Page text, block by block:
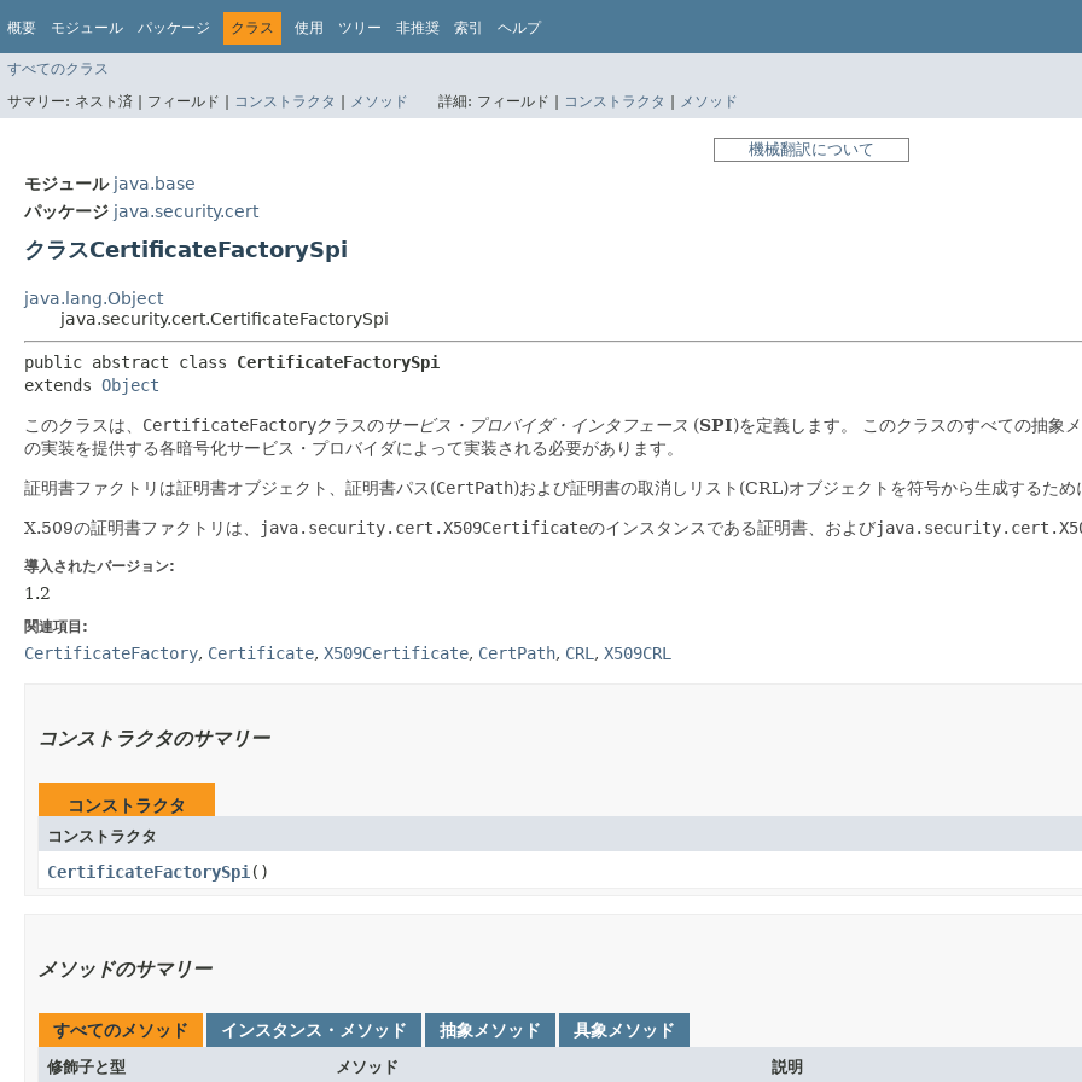
概要 モジュール パッケージ クラス 使用 ツリー 非推奨 索引 ヘルプ
すべてのクラス
サマリー: ネスト済 | フィールド | コンストラクタ | メソッド 詳細: フィールド | コンストラクタ | メソッド
機械翻訳について
モジュール java.base
パッケージ java.security.cert
クラスCertificateFactorySpi
java.lang.Object
java.security.cert.CertificateFactorySpi
public abstract class CertificateFactorySpi
extends Object
このクラスは、 CertificateFactoryクラスのサービス・プロバイダ・インタフェース (SPI)を定義します。
このクラスのすべての抽象
の実装を提供する各暗号化サービス・プロバイダによって実装される必要があります。
証明書ファクトリは証明書オブジェクト、証明書パス(CertPath)および証明書の取消しリスト(CRL)オブジェクトを符号から生成するため
X.509の証明書ファクトリは、 java.security.cert.X509Certificateのインスタンスである証明書、および
導入されたバージョン:
1.2
関連項目:
CertificateFactory, Certificate, X509Certificate, CertPath, CRL , X509CRL
コンストラクタのサマリー
コンストラクタ
コンストラクタ
CertificateFactorySpi ()
メソッドのサマリー
すべてのメソッド インスタンス・メソッド 抽象メソッド 具象メソッド
修飾子と型 メソッド 説明